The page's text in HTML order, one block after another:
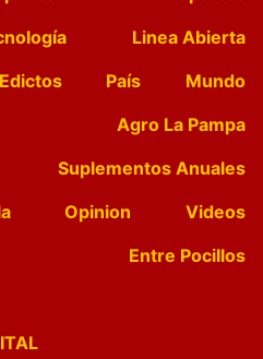
Linea Abierta
Edictos País
Mundo
Agro La Pampa
Suplementos Anuales
Opinion
Videos
Entre Pocillos